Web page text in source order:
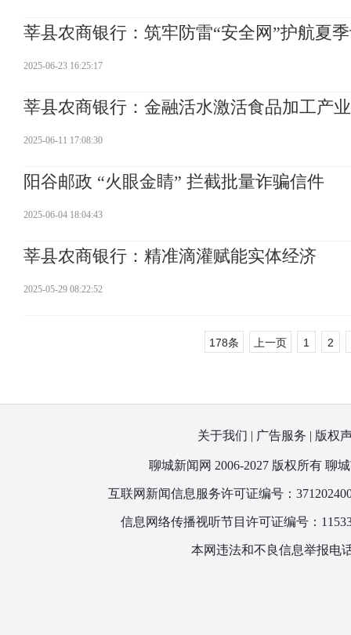
莘县农商银行：筑牢防雷“安全网”护航夏
2025-06-23 16:25:17
莘县农商银行：金融活水激活食品加工产
2025-06-11 17:08:30
阳谷邮政 “火眼金睛” 拦截批量诈骗信件
2025-06-04 18:04:43
莘县农商银行：精准滴灌赋能实体经济
2025-05-29 08:22:52
178条 上一页 1 2
关于我们 | 广告服务 | 版权
聊城新闻网 2006-2027 版权所有 聊
互联网新闻信息服务许可证编号：
信息网络传播视听节目许可证编号：
本网违法和不良信息举报电